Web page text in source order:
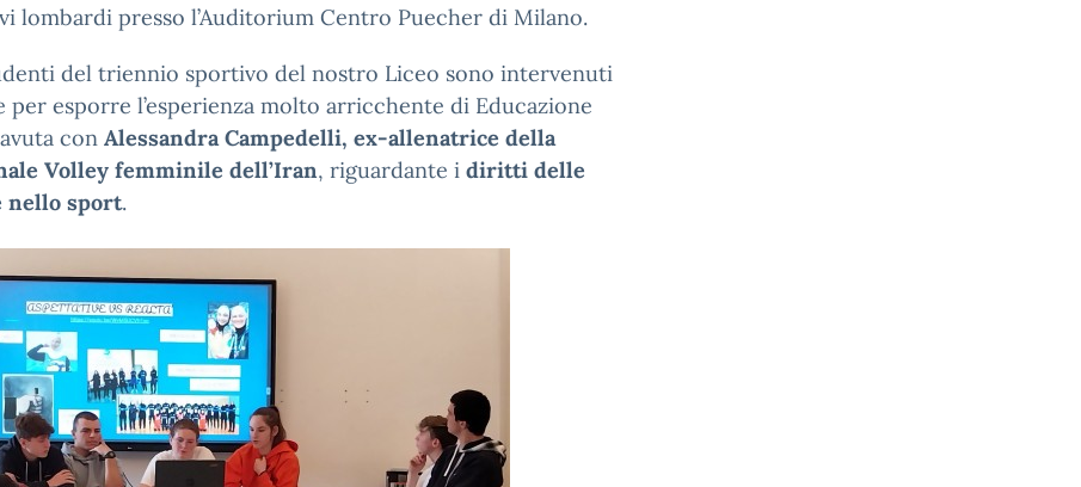
lombardi presso l’Auditorium Centro Puecher di Milano.
del triennio sportivo del nostro Liceo sono intervenuti
per esporre l’esperienza molto arricchente di Educazione
con Alessandra Campedelli, ex-allenatrice della
Volley femminile dell’Iran, riguardante i diritti delle
nello sport.